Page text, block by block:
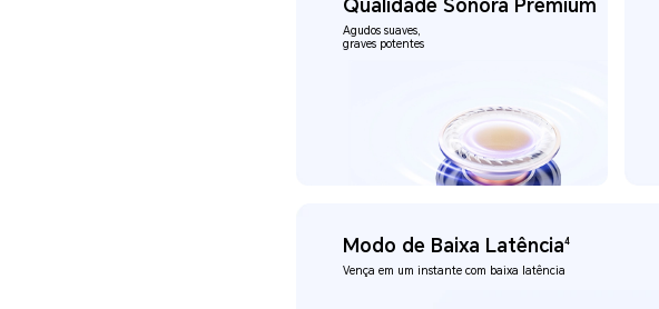
Qualidade Sonora Premium
Agudos suaves,
graves potentes
Modo de Baixa Latência4
Vença em um instante com baixa latência